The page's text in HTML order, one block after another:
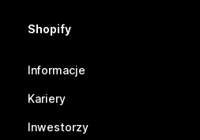
Shopify
Informacje
Kariery
Inwestorzy